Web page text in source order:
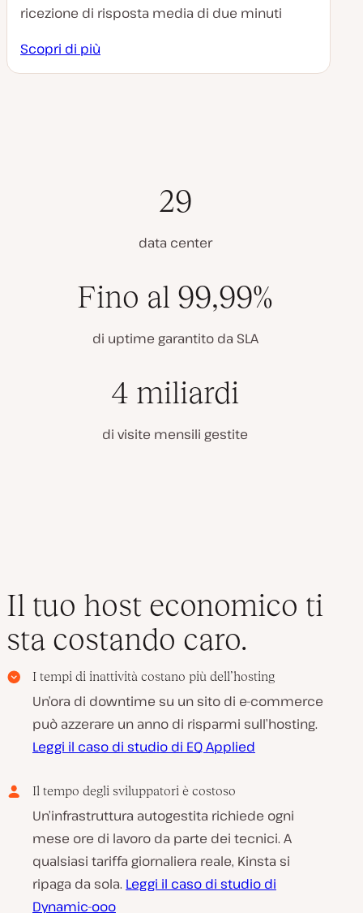
ricezione di risposta media di due minuti
Scopri di più
29
data center
Fino al 99,99%
di uptime garantito da SLA
4 miliardi
di visite mensili gestite
Il tuo host economico ti
sta costando caro.
I tempi di inattività costano più dell’hosting
Un’ora di downtime su un sito di e-commerce
può azzerare un anno di risparmi sull’hosting.
Leggi il caso di studio di EQ Applied
Il tempo degli sviluppatori è costoso
Un’infrastruttura autogestita richiede ogni
mese ore di lavoro da parte dei tecnici. A
qualsiasi tariffa giornaliera reale, Kinsta si
ripaga da sola. Leggi il caso di studio di
Dynamic-ooo